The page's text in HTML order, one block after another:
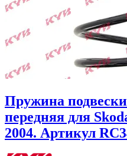
Пружина
передняя для
2004. Артикул